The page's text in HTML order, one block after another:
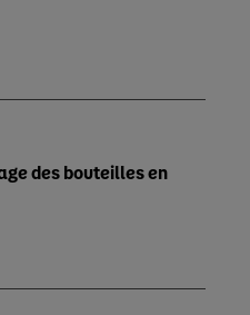
des bouteilles en